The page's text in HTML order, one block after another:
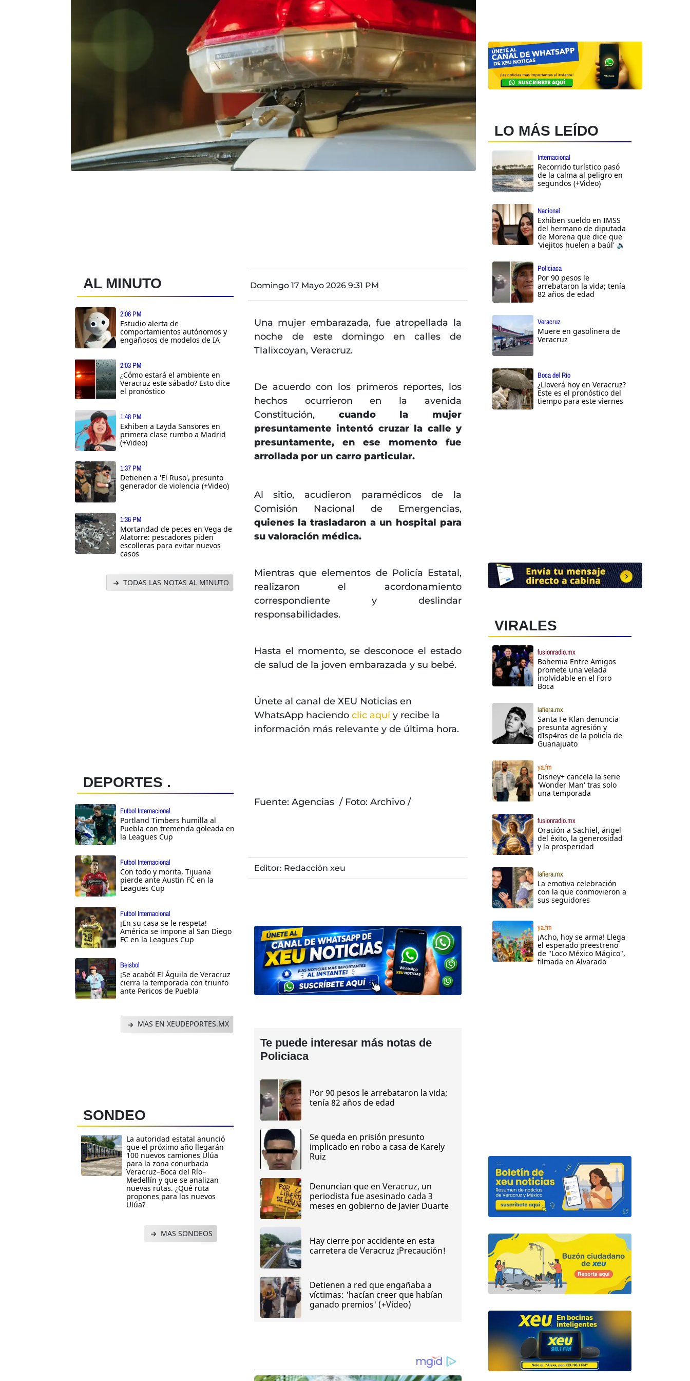
AL MINUTO
2:06 PM
Estudio alerta de
comportamientos autónomos y
engañosos de modelos de IA
2:03 PM
¿Cómo estará el ambiente en
Veracruz este sábado? Esto dice
el pronóstico
1:48 PM
Exhiben a Layda Sansores en
primera clase rumbo a Madrid
(+Video)
1:37 PM
Detienen a 'El Ruso', presunto
generador de violencia (+Video)
1:36 PM
Mortandad de peces en Vega de
Alatorre: pescadores piden
escolleras para evitar nuevos
casos
TODAS LAS NOTAS AL MINUTO
DEPORTES .
Futbol Internacional
Portland Timbers humilla al
Puebla con tremenda goleada en
la Leagues Cup
Futbol Internacional
Con todo y morita, Tijuana
pierde ante Austin FC en la
Leagues Cup
Futbol Internacional
¡En su casa se le respeta!
América se impone al San Diego
FC en la Leagues Cup
Beisbol
¡Se acabó! El Águila de Veracruz
cierra la temporada con triunfo
ante Pericos de Puebla
MAS EN XEUDEPORTES.MX
SONDEO
La autoridad estatal anunció
que el próximo año llegarán
100 nuevos camiones Ulúa
para la zona conurbada
Veracruz–Boca del Río–
Medellín y que se analizan
nuevas rutas. ¿Qué ruta
propones para los nuevos
Ulúa?
MAS SONDEOS
Domingo 17 Mayo 2026 9:31 PM
Una mujer embarazada, fue atropellada la
noche de este domingo en calles de
Tlalixcoyan, Veracruz.
De acuerdo con los primeros reportes, los
hechos ocurrieron en la avenida
Constitución, cuando la mujer
presuntamente intentó cruzar la calle y
presuntamente, en ese momento fue
arrollada por un carro particular.
Al sitio, acudieron paramédicos de la
Comisión Nacional de Emergencias,
quienes la trasladaron a un hospital para
su valoración médica.
Mientras que elementos de Policía Estatal,
realizaron el acordonamiento
correspondiente y deslindar
responsabilidades.
Hasta el momento, se desconoce el estado
de salud de la joven embarazada y su bebé.
Únete al canal de XEU Noticias en
WhatsApp haciendo clic aquíy recibe la
información más relevante y de última hora.
Fuente: Agencias / Foto: Archivo /
Editor: Redacción xeu
Te puede interesar más notas de
Policiaca
Por 90 pesos le arrebataron la vida;
tenía 82 años de edad
Se queda en prisión presunto
implicado en robo a casa de Karely
Ruiz
Denuncian que en Veracruz, un
periodista fue asesinado cada 3
meses en gobierno de Javier Duarte
Hay cierre por accidente en esta
carretera de Veracruz ¡Precaución!
Detienen a red que engañaba a
víctimas: 'hacían creer que habían
ganado premios' (+Video)
LO MÁS LEÍDO
Internacional
Recorrido turístico pasó
de la calma al peligro en
segundos (+Video)
Nacional
Exhiben sueldo en IMSS
del hermano de diputada
de Morena que dice que
'viejitos huelen a baúl' 🔈
Policiaca
Por 90 pesos le
arrebataron la vida; tenía
82 años de edad
Veracruz
Muere en gasolinera de
Veracruz
Boca del Río
¿Lloverá hoy en Veracruz?
Este es el pronóstico del
tiempo para este viernes
VIRALES
fusionradio.mx
Bohemia Entre Amigos
promete una velada
inolvidable en el Foro
Boca
lafiera.mx
Santa Fe Klan denuncia
presunta agresión y
dIsp4ros de la policía de
Guanajuato
ya.fm
Disney+ cancela la serie
'Wonder Man' tras solo
una temporada
fusionradio.mx
Oración a Sachiel, ángel
del éxito, la generosidad
y la prosperidad
lafiera.mx
La emotiva celebración
con la que conmovieron a
sus seguidores
ya.fm
¡Acho, hoy se arma! Llega
el esperado preestreno
de "Loco México Mágico",
filmada en Alvarado